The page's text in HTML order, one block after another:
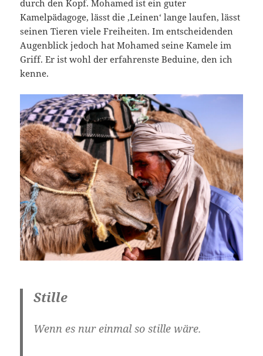
durch den Kopf. Mohamed ist ein guter
Kamelpädagoge, lässt die ‚Leinen‘ lange laufen, lässt
seinen Tieren viele Freiheiten. Im entscheidenden
Augenblick jedoch hat Mohamed seine Kamele im
Griff. Er ist wohl der erfahrenste Beduine, den ich
kenne.
Stille
Wenn es nur einmal so stille wäre.